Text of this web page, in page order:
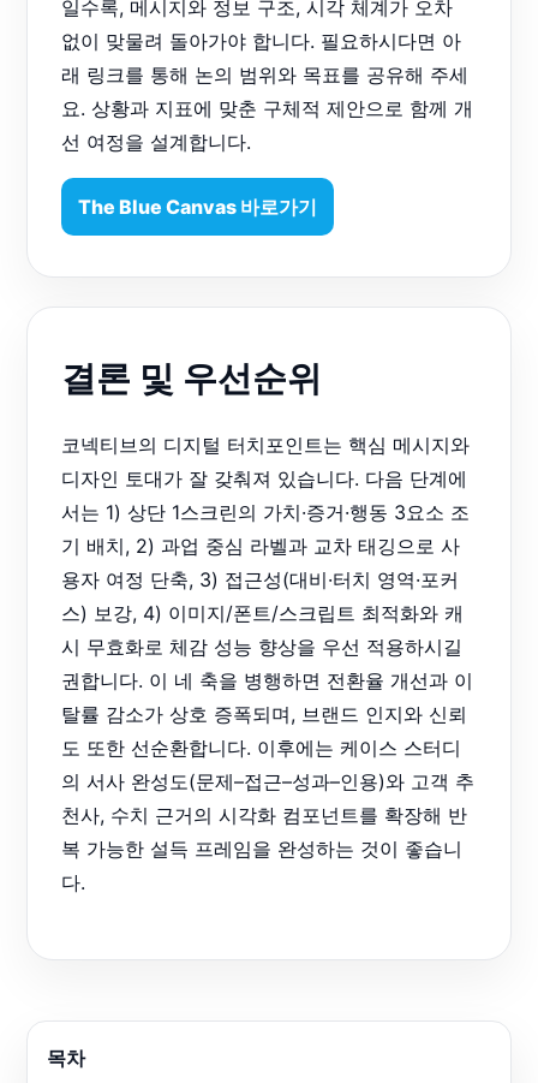
일수록, 메시지와 정보 구조, 시각 체계가 오차
없이 맞물려 돌아가야 합니다. 필요하시다면 아
래 링크를 통해 논의 범위와 목표를 공유해 주세
요. 상황과 지표에 맞춘 구체적 제안으로 함께 개
선 여정을 설계합니다.
The Blue Canvas 바로가기
결론 및 우선순위
코넥티브의 디지털 터치포인트는 핵심 메시지와
디자인 토대가 잘 갖춰져 있습니다. 다음 단계에
서는 1) 상단 1스크린의 가치·증거·행동 3요소 조
기 배치, 2) 과업 중심 라벨과 교차 태깅으로 사
용자 여정 단축, 3) 접근성(대비·터치 영역·포커
스) 보강, 4) 이미지/폰트/스크립트 최적화와 캐
시 무효화로 체감 성능 향상을 우선 적용하시길
권합니다. 이 네 축을 병행하면 전환율 개선과 이
탈률 감소가 상호 증폭되며, 브랜드 인지와 신뢰
도 또한 선순환합니다. 이후에는 케이스 스터디
의 서사 완성도(문제–접근–성과–인용)와 고객 추
천사, 수치 근거의 시각화 컴포넌트를 확장해 반
복 가능한 설득 프레임을 완성하는 것이 좋습니
다.
목차